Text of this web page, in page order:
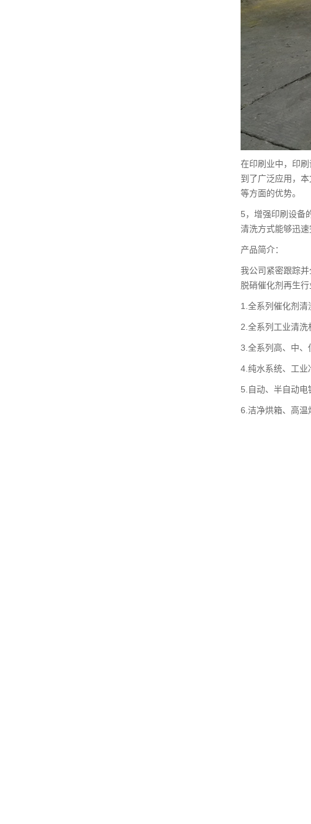
在印刷业中，印
到了广泛应用，
等方面的优势。
5，增强印刷设备
清洗方式能够迅
产品简介：
我公司紧密跟踪
脱硝催化剂再生行
1.全系列催化剂清
2.全系列工业清洗
3.全系列高、中、
4.纯水系统、工业
5.自动、半自动
6.洁净烘箱、高温